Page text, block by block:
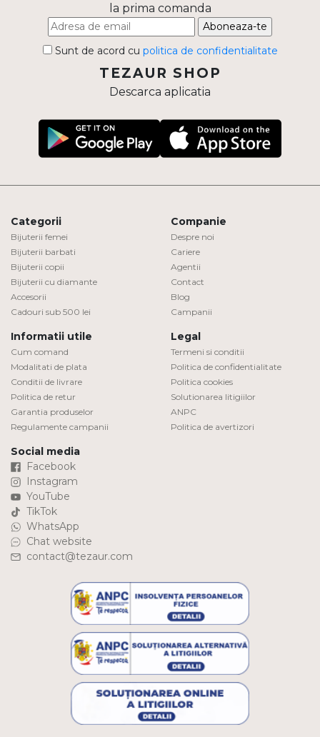
la prima comanda
Aboneaza-te
Sunt de acord cu politica de confidentialitate
TEZAUR SHOP
Descarca aplicatia
Categorii
Bijuterii femei
Bijuterii barbati
Bijuterii copii
Bijuterii cu diamante
Accesorii
Cadouri sub 500 lei
Companie
Despre noi
Cariere
Agentii
Contact
Blog
Campanii
Informatii utile
Cum comand
Modalitati de plata
Conditii de livrare
Politica de retur
Garantia produselor
Regulamente campanii
Legal
Termeni si conditii
Politica de confidentialitate
Politica cookies
Solutionarea litigiilor
ANPC
Politica de avertizori
Social media
Facebook
Instagram
YouTube
TikTok
WhatsApp
Chat website
contact@tezaur.com